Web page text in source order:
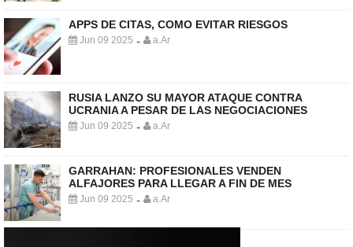
APPS DE CITAS, COMO EVITAR RIESGOS
Jun 09 2025 - a.Ar
RUSIA LANZO SU MAYOR ATAQUE CONTRA
UCRANIA A PESAR DE LAS NEGOCIACIONES
Jun 09 2025 - a.Ar
GARRAHAN: PROFESIONALES VENDEN
ALFAJORES PARA LLEGAR A FIN DE MES
Jun 09 2025 - a.Ar